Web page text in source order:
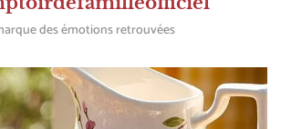
des émotions retrouvées